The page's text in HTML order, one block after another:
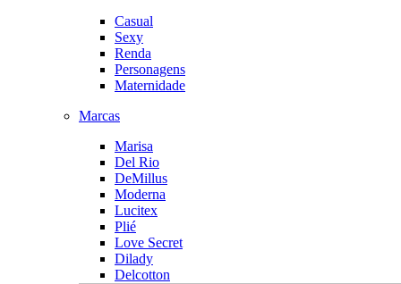
Casual
Sexy
Renda
Personagens
Maternidade
Marcas
Marisa
Del Rio
DeMillus
Moderna
Lucitex
Plié
Love Secret
Dilady
Delcotton